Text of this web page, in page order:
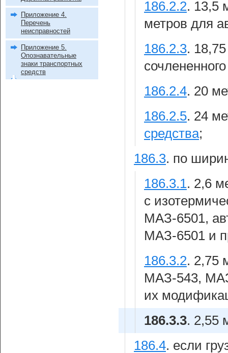
186.2.2. 13,5
метров для
186.2.3.
186.2.4. 20
186.2.5. 24
средства;
186.3. по
186.3.1. 2,6
с
МАЗ-6501,
МАЗ-6501 и
186.3.2. 2,75
МАЗ-543,
их
186.3.3. 2,55
186.4. если
Приложение 4.
Перечень
неисправностей
Приложение 5.
Опознавательные
знаки транспортных
средств